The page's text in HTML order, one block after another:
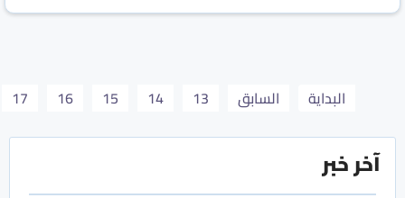
البداية السابق 13
14
15
16
17
آخر خبر